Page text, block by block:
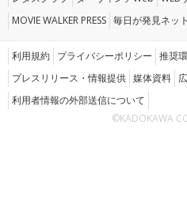
MOVIE WALKER PRESS 毎日が発見ネット
利用規約 プライバシーポリシー 推奨
プレスリリース・情報提供 媒体資料
利用者情報の外部送信について
©KADOKAWA